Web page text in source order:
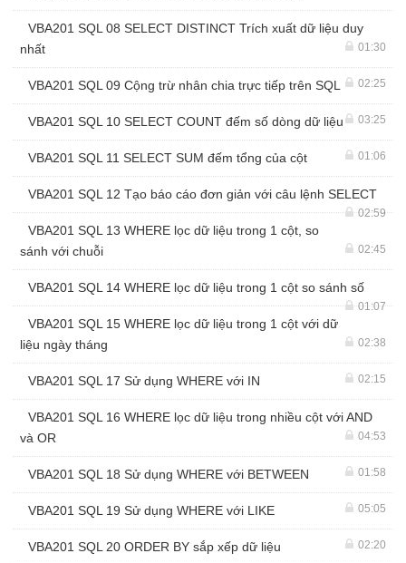
VBA201 SQL 08 SELECT DISTINCT Trích xuất dữ liệu duy
nhất
01:30
VBA201 SQL 09 Cộng trừ nhân chia trực tiếp trên SQL 02:25
VBA201 SQL 10 SELECT COUNT đếm số dòng dữ liệu 03:25
VBA201 SQL 11 SELECT SUM đếm tổng của cột 01:06
VBA201 SQL 12 Tạo báo cáo đơn giản với câu lệnh SELECT
02:59
VBA201 SQL 13 WHERE lọc dữ liệu trong 1 cột, so
sánh với chuỗi
02:45
VBA201 SQL 14 WHERE lọc dữ liệu trong 1 cột so sánh số
01:07
VBA201 SQL 15 WHERE lọc dữ liệu trong 1 cột với dữ
liệu ngày tháng
02:38
VBA201 SQL 17 Sử dụng WHERE với IN 02:15
VBA201 SQL 16 WHERE lọc dữ liệu trong nhiều cột với AND
và OR
04:53
VBA201 SQL 18 Sử dụng WHERE với BETWEEN 01:58
VBA201 SQL 19 Sử dụng WHERE với LIKE 05:05
VBA201 SQL 20 ORDER BY sắp xếp dữ liệu 02:20